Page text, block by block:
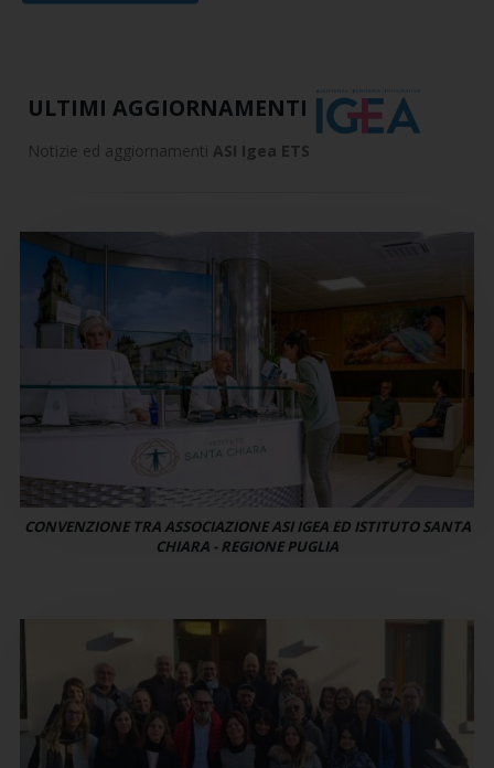
ULTIMI AGGIORNAMENTI
Notizie ed aggiornamenti ASI Igea ETS
CONVENZIONE TRA ASSOCIAZIONE ASI IGEA ED ISTITUTO SANTA
CHIARA - REGIONE PUGLIA